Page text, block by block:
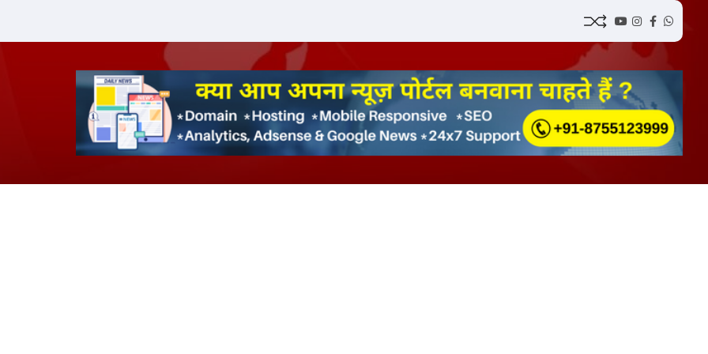
YouTubeInstagram
Facebook